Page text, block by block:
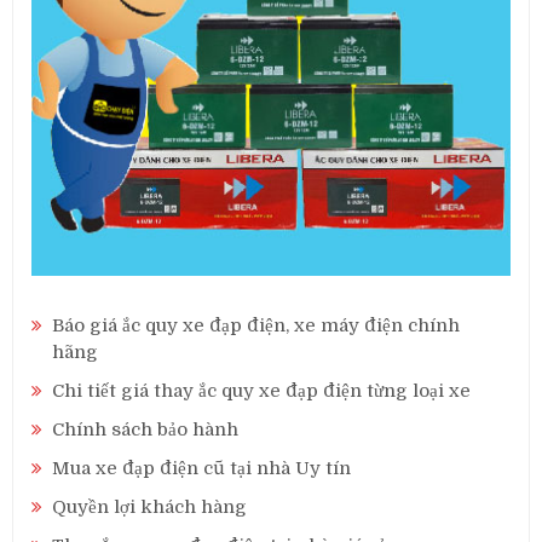
Báo giá ắc quy xe đạp điện, xe máy điện chính
hãng
Chi tiết giá thay ắc quy xe đạp điện từng loại xe
Chính sách bảo hành
Mua xe đạp điện cũ tại nhà Uy tín
Quyền lợi khách hàng